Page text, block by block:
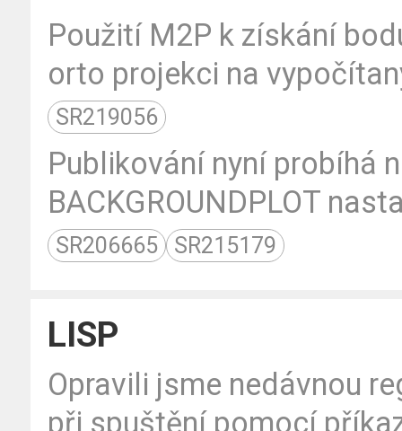
Použití M2P k získání
orto projekci na
SR219056
Publikování nyní probíhá
BACKGROUNDPLOT
SR206665 SR215179
LISP
Opravili jsme nedávnou
při spuštění pomocí